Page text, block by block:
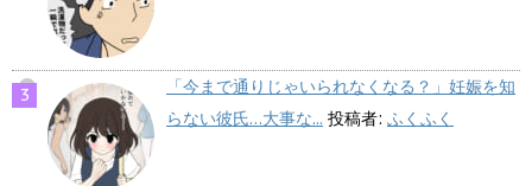
「今まで通りじゃいられなくなる？」妊娠を知
らない彼氏…大事な... 投稿者: ふくふく